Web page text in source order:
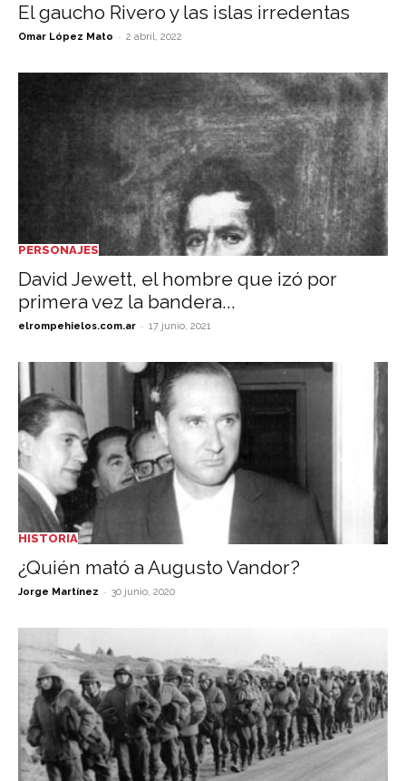
El gaucho Rivero y las islas irredentas
Omar López Mato - 2 abril, 2022
PERSONAJES
David Jewett, el hombre que izó por
primera vez la bandera...
elrompehielos.com.ar - 17 junio, 2021
HISTORIA
¿Quién mató a Augusto Vandor?­
Jorge Martínez - 30 junio, 2020